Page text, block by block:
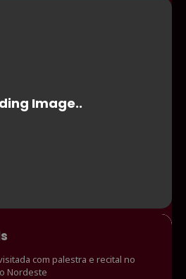
com palestra e recital no
Nordeste